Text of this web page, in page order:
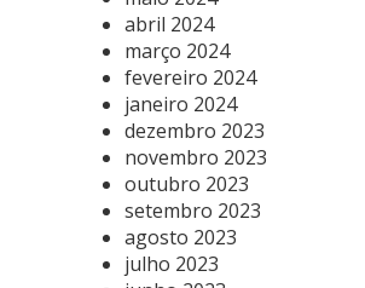
abril 2024
março 2024
fevereiro 2024
janeiro 2024
dezembro 2023
novembro 2023
outubro 2023
setembro 2023
agosto 2023
julho 2023